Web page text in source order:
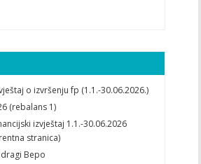
o izvršenju fp (1.1.-30.06.2026.)
(rebalans 1)
izvještaj 1.1.-30.06.2026
stranica)
Bepo